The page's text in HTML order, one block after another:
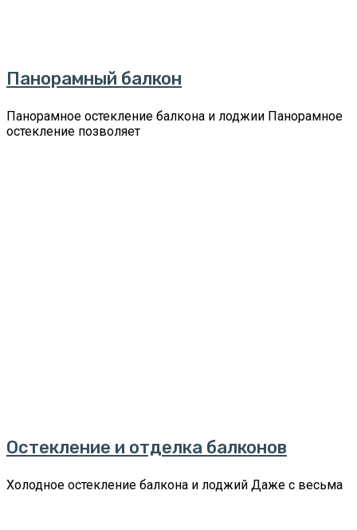
Панорамный балкон
Панорамное остекление балкона и лоджии Панорамное
остекление позволяет
Остекление и отделка балконов
Холодное остекление балкона и лоджий Даже с весьма